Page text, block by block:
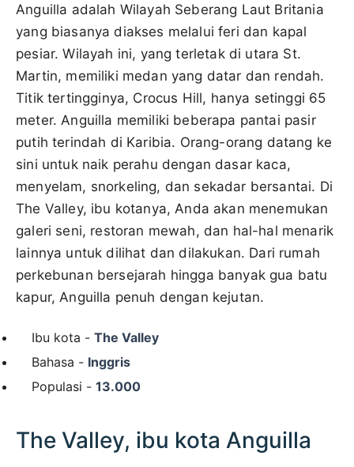
Anguilla adalah Wilayah Seberang Laut Britania
yang biasanya diakses melalui feri dan kapal
pesiar. Wilayah ini, yang terletak di utara St.
Martin, memiliki medan yang datar dan rendah.
Titik tertingginya, Crocus Hill, hanya setinggi 65
meter. Anguilla memiliki beberapa pantai pasir
putih terindah di Karibia. Orang-orang datang ke
sini untuk naik perahu dengan dasar kaca,
menyelam, snorkeling, dan sekadar bersantai. Di
The Valley, ibu kotanya, Anda akan menemukan
galeri seni, restoran mewah, dan hal-hal menarik
lainnya untuk dilihat dan dilakukan. Dari rumah
perkebunan bersejarah hingga banyak gua batu
kapur, Anguilla penuh dengan kejutan.
Ibu kota - The Valley
Bahasa - Inggris
Populasi - 13.000
The Valley, ibu kota Anguilla